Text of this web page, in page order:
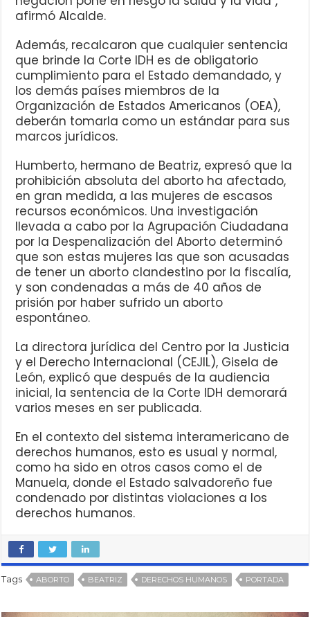
afirmó Alcalde.
Además, recalcaron que cualquier sentencia
que brinde la Corte IDH es de obligatorio
cumplimiento para el Estado demandado, y
los demás países miembros de la
Organización de Estados Americanos (OEA),
deberán tomarla como un estándar para sus
marcos jurídicos.
Humberto, hermano de Beatriz, expresó que la
prohibición absoluta del aborto ha afectado,
en gran medida, a las mujeres de escasos
recursos económicos. Una investigación
llevada a cabo por la Agrupación Ciudadana
por la Despenalización del Aborto determinó
que son estas mujeres las que son acusadas
de tener un aborto clandestino por la fiscalía,
y son condenadas a más de 40 años de
prisión por haber sufrido un aborto
espontáneo.
La directora jurídica del Centro por la Justicia
y el Derecho Internacional (CEJIL), Gisela de
León, explicó que después de la audiencia
inicial, la sentencia de la Corte IDH demorará
varios meses en ser publicada.
En el contexto del sistema interamericano de
derechos humanos, esto es usual y normal,
como ha sido en otros casos como el de
Manuela, donde el Estado salvadoreño fue
condenado por distintas violaciones a los
derechos humanos.
Tags ABORTO BEATRIZ DERECHOS HUMANOS PORTADA